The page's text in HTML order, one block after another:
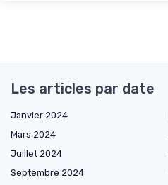
Les articles par date
Janvier 2024
Mars 2024
Juillet 2024
Septembre 2024